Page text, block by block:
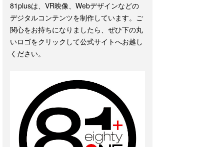
81plusは、VR映像、Webデザインなどの
デジタルコンテンツを制作しています。ご
関心をお持ちになりましたら、ぜひ下の丸
いロゴをクリックして公式サイトへお越し
ください。